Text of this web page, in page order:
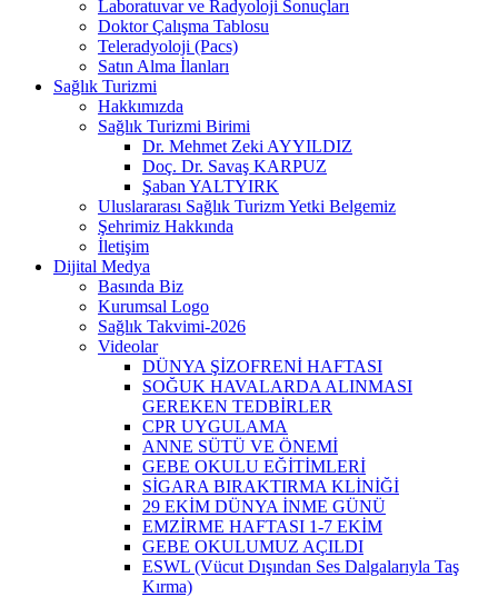
Laboratuvar ve Radyoloji Sonuçları
Doktor Çalışma Tablosu
Teleradyoloji (Pacs)
Satın Alma İlanları
Sağlık Turizmi
Hakkımızda
Sağlık Turizmi Birimi
Dr. Mehmet Zeki AYYILDIZ
Doç. Dr. Savaş KARPUZ
Şaban YALTYIRK
Uluslararası Sağlık Turizm Yetki Belgemiz
Şehrimiz Hakkında
İletişim
Dijital Medya
Basında Biz
Kurumsal Logo
Sağlık Takvimi-2026
Videolar
DÜNYA ŞİZOFRENİ HAFTASI
SOĞUK HAVALARDA ALINMASI
GEREKEN TEDBİRLER
CPR UYGULAMA
ANNE SÜTÜ VE ÖNEMİ
GEBE OKULU EĞİTİMLERİ
SİGARA BIRAKTIRMA KLİNİĞİ
29 EKİM DÜNYA İNME GÜNÜ
EMZİRME HAFTASI 1-7 EKİM
GEBE OKULUMUZ AÇILDI
ESWL (Vücut Dışından Ses Dalgalarıyla Taş
Kırma)